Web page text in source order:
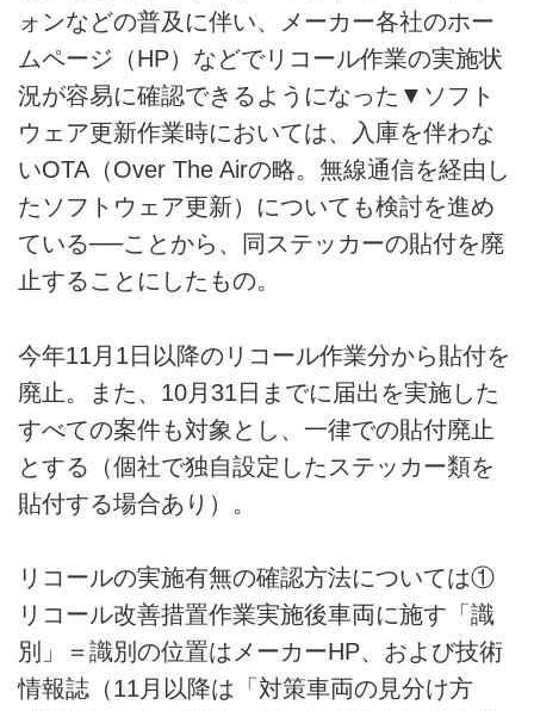
ォンなどの普及に伴い、メーカー各社のホー
ムページ（HP）などでリコール作業の実施状
況が容易に確認できるようになった▼ソフト
ウェア更新作業時においては、入庫を伴わな
いOTA（Over The Airの略。無線通信を経由し
たソフトウェア更新）についても検討を進め
ている──ことから、同ステッカーの貼付を廃
止することにしたもの。
今年11月1日以降のリコール作業分から貼付を
廃止。また、10月31日までに届出を実施した
すべての案件も対象とし、一律での貼付廃止
とする（個社で独自設定したステッカー類を
貼付する場合あり）。
リコールの実施有無の確認方法については①
リコール改善措置作業実施後車両に施す「識
別」＝識別の位置はメーカーHP、および技術
情報誌（11月以降は「対策車両の見分け方